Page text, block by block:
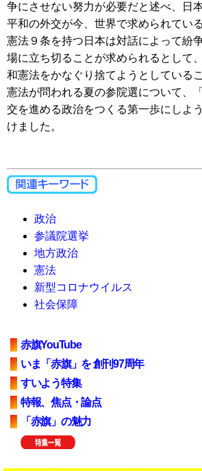
争にさせない努力が必要だと述べ、日
平和の外交が今、世界で求められてい
憲法９条を持つ日本は対話によって紛
場に立ち切ることが求められるとして
和憲法をかなぐり捨てようとしている
憲法が問われる夏の参院選について、
交を進める政治をつくる第一歩にしよ
けました。
政治
参議院選挙
地方政治
憲法
新型コロナウイルス
社会保障
赤旗YouTube
いま「赤旗」を 創刊97周年
すいよう特集
特報、焦点・論点
「赤旗」の魅力